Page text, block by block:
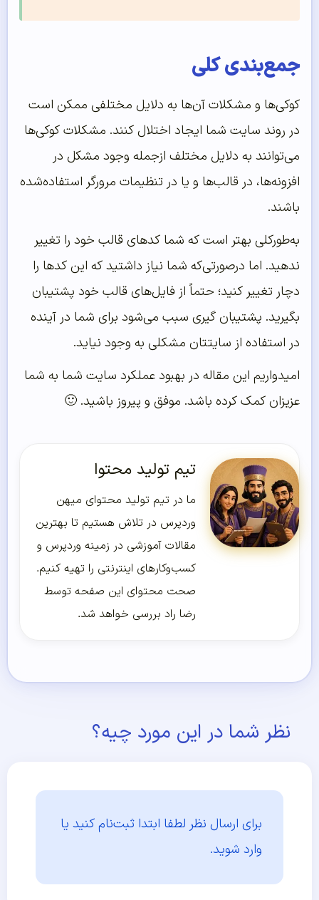
جمع‌بندی کلی
کوکی‌ها و مشکلات آن‌ها به دلایل مختلفی ممکن است
در روند سایت شما ایجاد اختلال کنند. مشکلات کوکی‌ها
می‌توانند به دلایل مختلف ازجمله وجود مشکل در
افزونه‌ها، در قالب‌ها و یا در تنظیمات مرورگر استفاده‌شده
باشند.
به‌طورکلی بهتر است که شما کدهای قالب خود را تغییر
ندهید. اما درصورتی‌که شما نیاز داشتید که این کدها را
دچار تغییر کنید؛ حتماً از فایل‌های قالب خود پشتیبان
بگیرید. پشتیبان گیری سبب می‌شود برای شما در آینده
در استفاده از سایتتان مشکلی به وجود نیاید.
امیدواریم این مقاله در بهبود عملکرد سایت شما به شما
عزیزان کمک کرده باشد. موفق و پیروز باشید. 🙂
تیم تولید محتوا
ما در تیم تولید محتوای میهن
وردپرس در تلاش هستیم تا بهترین
مقالات آموزشی در زمینه وردپرس و
کسب‌و‌کارهای اینترنتی را تهیه کنیم.
صحت محتوای این صفحه توسط
رضا راد بررسی خواهد شد.
نظر شما در این مورد چیه؟
برای ارسال نظر لطفا ابتدا ثبت‌نام کنید یا
وارد شوید.